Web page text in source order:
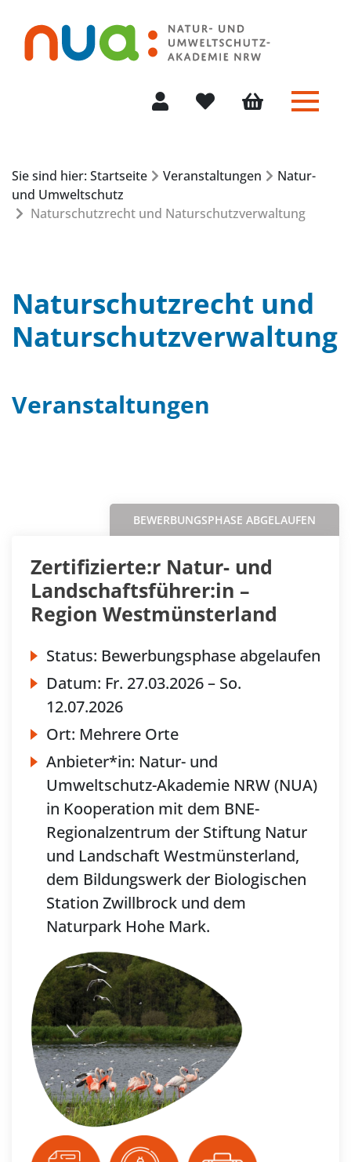
Menü
Sie sind hier: Startseite Veranstaltungen
Natur-
und Umweltschutz
Naturschutzrecht und Naturschutzverwaltung
Naturschutzrecht und
Naturschutzverwaltung
Veranstaltungen
BEWERBUNGSPHASE ABGELAUFEN
Zertifizierte:r Natur- und
Landschaftsführer:in –
Region Westmünsterland
Status: Bewerbungsphase abgelaufen
Datum: Fr. 27.03.2026 – So.
12.07.2026
Ort: Mehrere Orte
Anbieter*in: Natur- und
Umweltschutz-Akademie NRW (NUA)
in Kooperation mit dem BNE-
Regionalzentrum der Stiftung Natur
und Landschaft Westmünsterland,
dem Bildungswerk der Biologischen
Station Zwillbrock und dem
Naturpark Hohe Mark.